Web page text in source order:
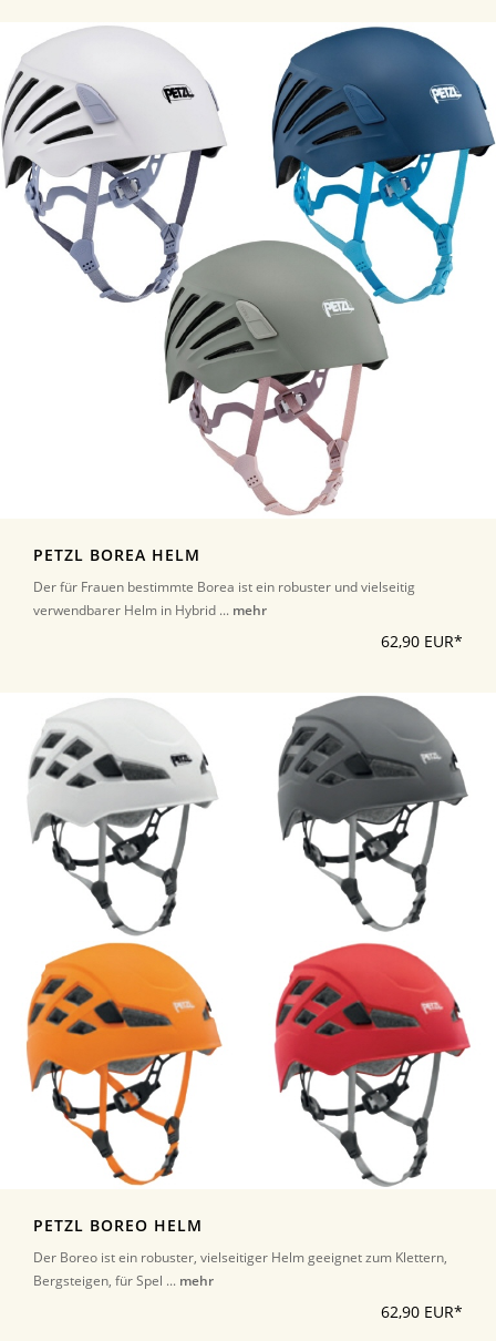
PETZL BOREA HELM
Der für Frauen bestimmte Borea ist ein robuster und vielseitig
verwendbarer Helm in Hybrid ... mehr
62,90 EUR*
PETZL BOREO HELM
Der Boreo ist ein robuster, vielseitiger Helm geeignet zum Klettern,
Bergsteigen, für Spel ... mehr
62,90 EUR*